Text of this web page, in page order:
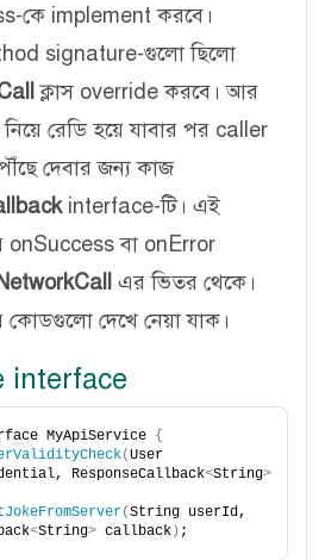
কে implement করবে।
signature-গুলো ছিলো
ক্লাস override করবে। আর
নিয়ে রেডি হয়ে যাবার পর caller
দেবার জন্য কাজ
interface-টি। এই
onSuccess বা onError
NetworkCall এর ভিতর থেকে।
কোডগুলো দেখে নেয়া যাক।
interface
MyApiService {
(User
ResponseCallback<String>
(String userId,
<String> callback) ;